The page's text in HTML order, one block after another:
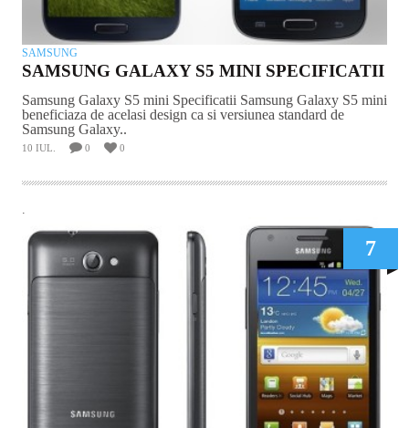
SAMSUNG
SAMSUNG GALAXY S5 MINI SPECIFICATII
Samsung Galaxy S5 mini Specificatii Samsung Galaxy S5 mini
beneficiaza de acelasi design ca si versiunea standard de
Samsung Galaxy..
10 IUL. 0 0
7